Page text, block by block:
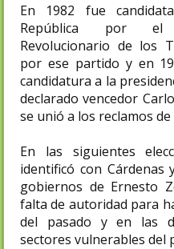
En 1982 fue
República por el
Revolucionario de los
por ese partido y en
candidatura a la
declarado vencedor
se unió a los reclamos
En las siguientes
identificó con Cárdenas
gobiernos de Ernesto
falta de autoridad para
del pasado y en las
sectores vulnerables del